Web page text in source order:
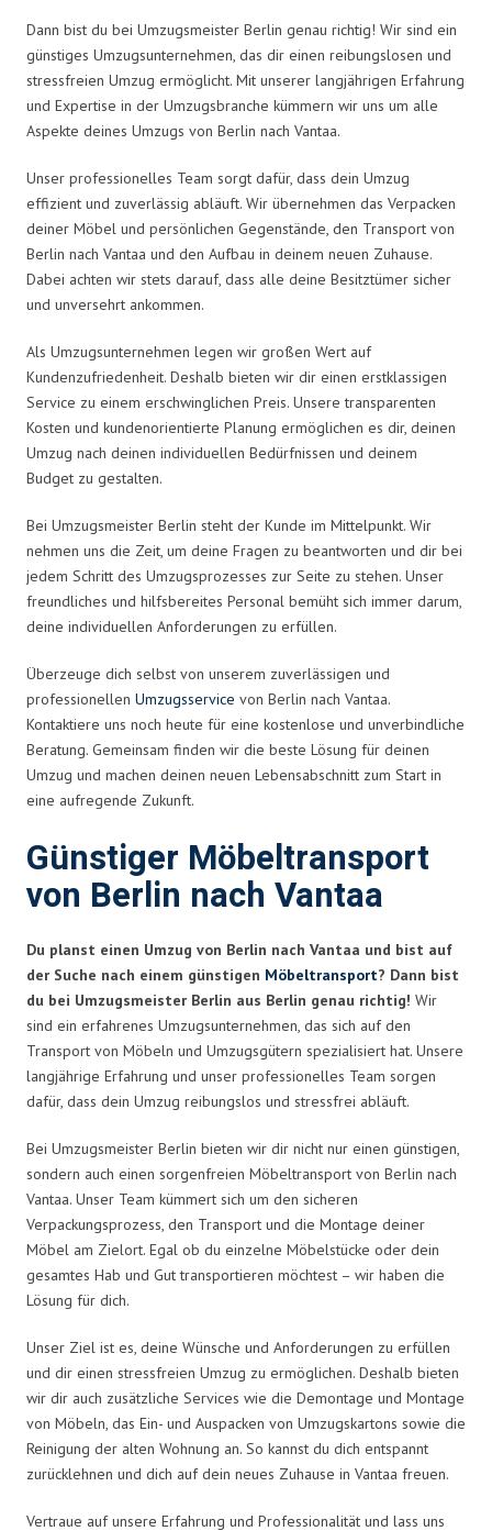
Dann bist du bei Umzugsmeister Berlin genau richtig! Wir sind ein
günstiges Umzugsunternehmen, das dir einen reibungslosen und
stressfreien Umzug ermöglicht. Mit unserer langjährigen Erfahrung
und Expertise in der Umzugsbranche kümmern wir uns um alle
Aspekte deines Umzugs von Berlin nach Vantaa.
Unser professionelles Team sorgt dafür, dass dein Umzug
effizient und zuverlässig abläuft. Wir übernehmen das Verpacken
deiner Möbel und persönlichen Gegenstände, den Transport von
Berlin nach Vantaa und den Aufbau in deinem neuen Zuhause.
Dabei achten wir stets darauf, dass alle deine Besitztümer sicher
und unversehrt ankommen.
Als Umzugsunternehmen legen wir großen Wert auf
Kundenzufriedenheit. Deshalb bieten wir dir einen erstklassigen
Service zu einem erschwinglichen Preis. Unsere transparenten
Kosten und kundenorientierte Planung ermöglichen es dir, deinen
Umzug nach deinen individuellen Bedürfnissen und deinem
Budget zu gestalten.
Bei Umzugsmeister Berlin steht der Kunde im Mittelpunkt. Wir
nehmen uns die Zeit, um deine Fragen zu beantworten und dir bei
jedem Schritt des Umzugsprozesses zur Seite zu stehen. Unser
freundliches und hilfsbereites Personal bemüht sich immer darum,
deine individuellen Anforderungen zu erfüllen.
Überzeuge dich selbst von unserem zuverlässigen und
professionellen Umzugsservice von Berlin nach Vantaa.
Kontaktiere uns noch heute für eine kostenlose und unverbindliche
Beratung. Gemeinsam finden wir die beste Lösung für deinen
Umzug und machen deinen neuen Lebensabschnitt zum Start in
eine aufregende Zukunft.
Günstiger Möbeltransport
von Berlin nach Vantaa
Du planst einen Umzug von Berlin nach Vantaa und bist auf
der Suche nach einem günstigen Möbeltransport? Dann bist
du bei Umzugsmeister Berlin aus Berlin genau richtig! Wir
sind ein erfahrenes Umzugsunternehmen, das sich auf den
Transport von Möbeln und Umzugsgütern spezialisiert hat. Unsere
langjährige Erfahrung und unser professionelles Team sorgen
dafür, dass dein Umzug reibungslos und stressfrei abläuft.
Bei Umzugsmeister Berlin bieten wir dir nicht nur einen günstigen,
sondern auch einen sorgenfreien Möbeltransport von Berlin nach
Vantaa. Unser Team kümmert sich um den sicheren
Verpackungsprozess, den Transport und die Montage deiner
Möbel am Zielort. Egal ob du einzelne Möbelstücke oder dein
gesamtes Hab und Gut transportieren möchtest – wir haben die
Lösung für dich.
Unser Ziel ist es, deine Wünsche und Anforderungen zu erfüllen
und dir einen stressfreien Umzug zu ermöglichen. Deshalb bieten
wir dir auch zusätzliche Services wie die Demontage und Montage
von Möbeln, das Ein- und Auspacken von Umzugskartons sowie die
Reinigung der alten Wohnung an. So kannst du dich entspannt
zurücklehnen und dich auf dein neues Zuhause in Vantaa freuen.
Vertraue auf unsere Erfahrung und Professionalität und lass uns